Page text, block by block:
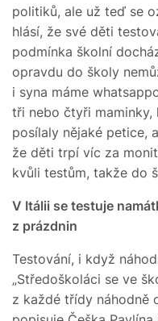
politiků, ale už teď se
hlásí, že své děti
podmínka školní
opravdu do školy
i syna máme
tři nebo čtyři
posílaly nějaké petice,
že děti trpí víc za
kvůli testům, takže do
V Itálii se testuje
z prázdnin
Testování, i když
„Středoškoláci se ve
z každé třídy náhodně